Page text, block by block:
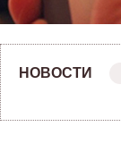
НОВОСТИ